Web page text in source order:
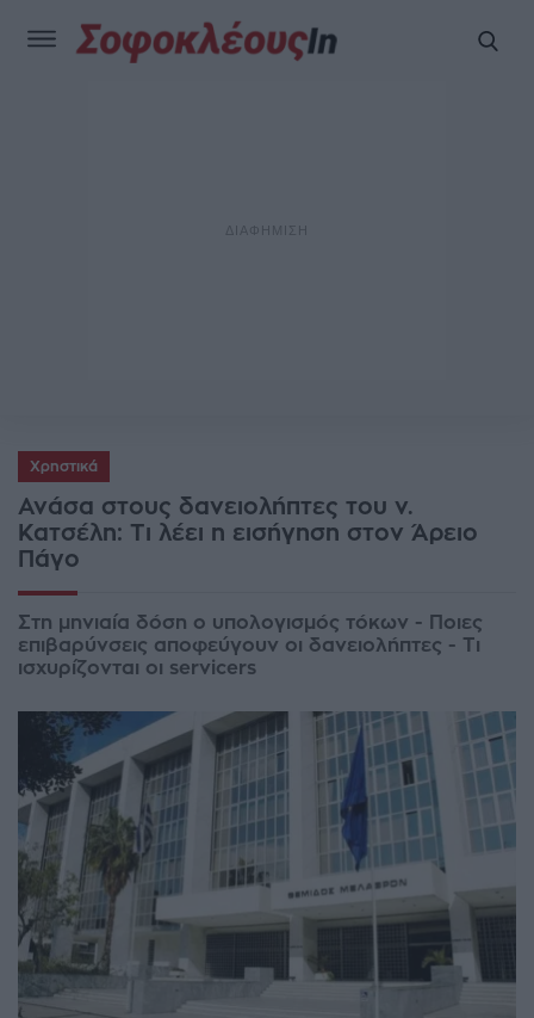
Χρηστικά
Ανάσα στους δανειολήπτες του ν.
Κατσέλη: Τι λέει η εισήγηση στον Άρειο
Πάγο
Στη μηνιαία δόση ο υπολογισμός τόκων - Ποιες
επιβαρύνσεις αποφεύγουν οι δανειολήπτες - Τι
ισχυρίζονται οι servicers